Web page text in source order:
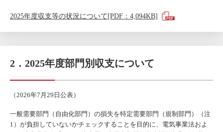
2025年度収支等の状況について[PDF：4,094KB]
2．2025年度部門別収支について
（2026年7月29日公表）
一般需要部門（自由化部門）の損失を特定需要部門（規制部門）（注
1）が負担していないかチェックすることを目的に、電気事業法およ